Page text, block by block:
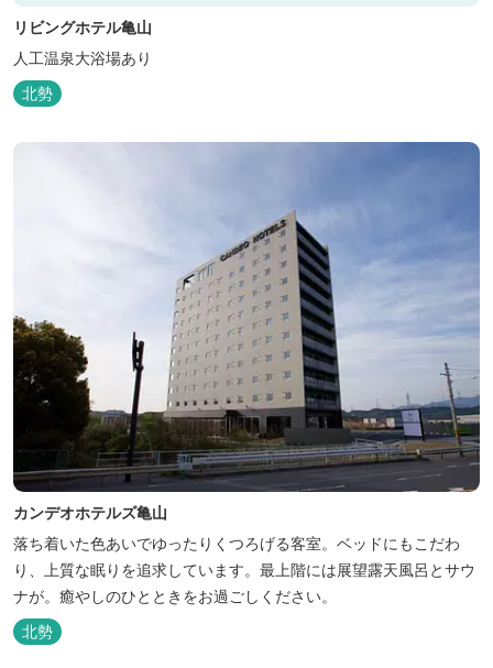
リビングホテル亀山
人工温泉大浴場あり
北勢
カンデオホテルズ亀山
落ち着いた色あいでゆったりくつろげる客室。ベッドにもこだわ
り、上質な眠りを追求しています。最上階には展望露天風呂とサウ
ナが。癒やしのひとときをお過ごしください。
北勢